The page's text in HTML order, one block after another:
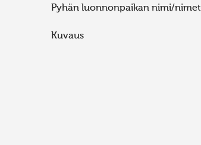
Pyhän luonnonpaikan nimi/nimet
Kuvaus